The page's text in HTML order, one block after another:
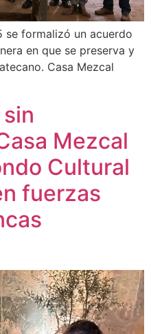
se formalizó un acuerdo
en que se preserva y
Casa Mezcal
Mezcal
Cultural
fuerzas